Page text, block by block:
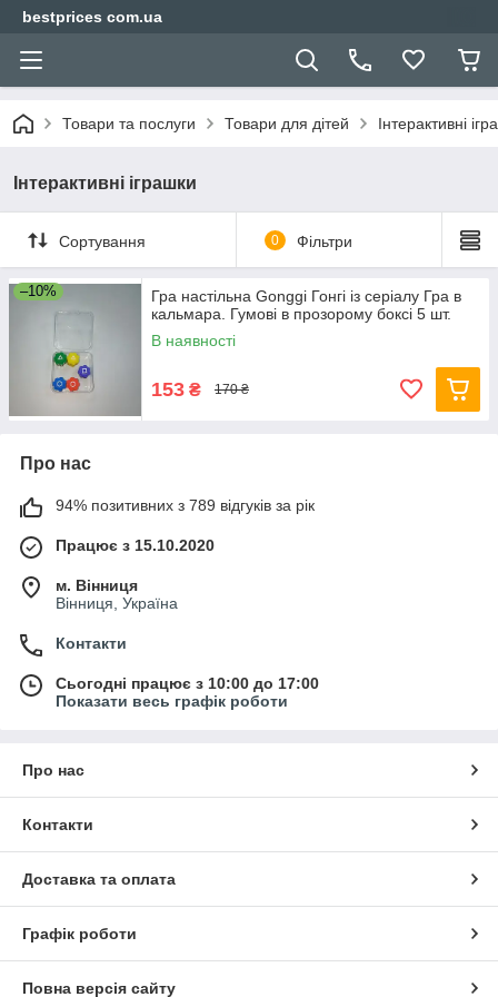
bestprices com.ua
Товари та послуги Товари для дітей Інтерактивні
Інтерактивні іграшки
Сортування 0 Фільтри
–10%
Гра настільна Gonggi Гонгі із серіалу Гра в
кальмара. Гумові в прозорому боксі 5 шт.
В наявності
153 ₴ 170 ₴
Про нас
94% позитивних з 789 відгуків за рік
Працює з 15.10.2020
м. Вінниця
Вінниця, Україна
Контакти
Сьогодні працює з 10:00 до 17:00
Показати весь графік роботи
Про нас
Контакти
Доставка та оплата
Графік роботи
Повна версія сайту